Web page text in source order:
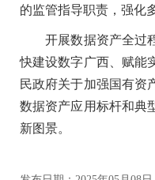
的监管指导职责，强化
开展数据资产全过程
快建设数字广西、赋能
民政府关于加强国有资
数据资产应用标杆和典
新图景。